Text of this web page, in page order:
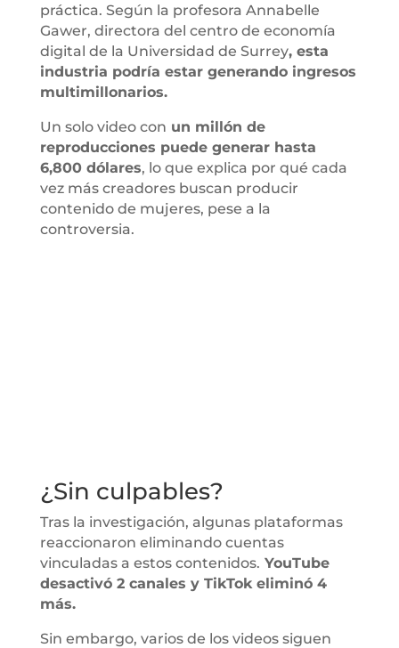
práctica. Según la profesora Annabelle
Gawer, directora del centro de economía
digital de la Universidad de Surrey, esta
industria podría estar generando ingresos
multimillonarios.
Un solo video con un millón de
reproducciones puede generar hasta
6,800 dólares, lo que explica por qué cada
vez más creadores buscan producir
contenido de mujeres, pese a la
controversia.
¿Sin culpables?
Tras la investigación, algunas plataformas
reaccionaron eliminando cuentas
vinculadas a estos contenidos. YouTube
desactivó 2 canales y TikTok eliminó 4
más.
Sin embargo, varios de los videos siguen